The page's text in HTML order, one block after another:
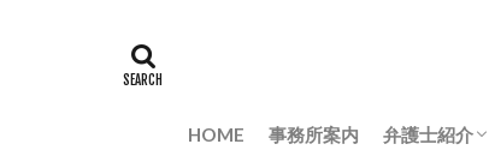
HOME 事務所案内 弁護士紹介